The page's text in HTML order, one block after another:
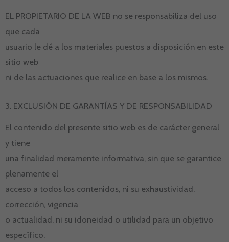
EL PROPIETARIO DE LA WEB no se responsabiliza del uso
que cada
usuario le dé a los materiales puestos a disposición en este
sitio web
ni de las actuaciones que realice en base a los mismos.
3. EXCLUSIÓN DE GARANTÍAS Y DE RESPONSABILIDAD
El contenido del presente sitio web es de carácter general
y tiene
una finalidad meramente informativa, sin que se garantice
plenamente el
acceso a todos los contenidos, ni su exhaustividad,
corrección, vigencia
o actualidad, ni su idoneidad o utilidad para un objetivo
específico.